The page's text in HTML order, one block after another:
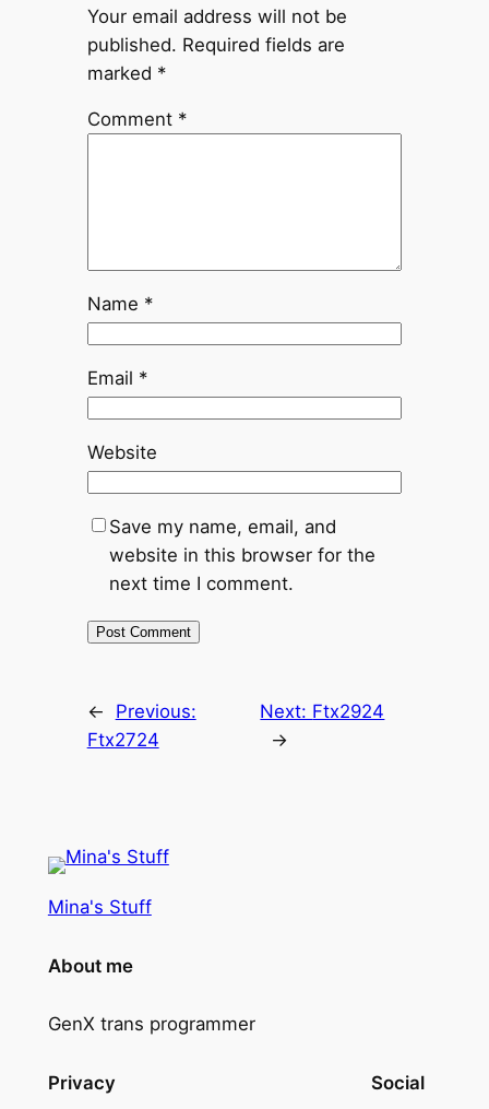
Your email address will not be
published. Required fields are
marked *
Comment *
Name *
Email *
Website
Save my name, email, and
website in this browser for the
next time I comment.
←
Previous:
Ftx2724
Next: Ftx2924
→
Mina's Stuff
About me
GenX trans programmer
Privacy Social